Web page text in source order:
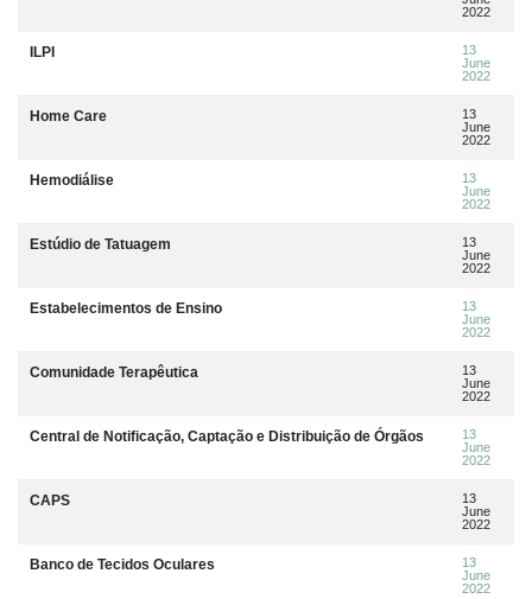
2022
ILPI
13
June
2022
Home Care
13
June
2022
Hemodiálise
13
June
2022
Estúdio de Tatuagem
13
June
2022
Estabelecimentos de Ensino
13
June
2022
Comunidade Terapêutica
13
June
2022
Central de Notificação, Captação e Distribuição de Órgãos
13
June
2022
CAPS
13
June
2022
Banco de Tecidos Oculares
13
June
2022